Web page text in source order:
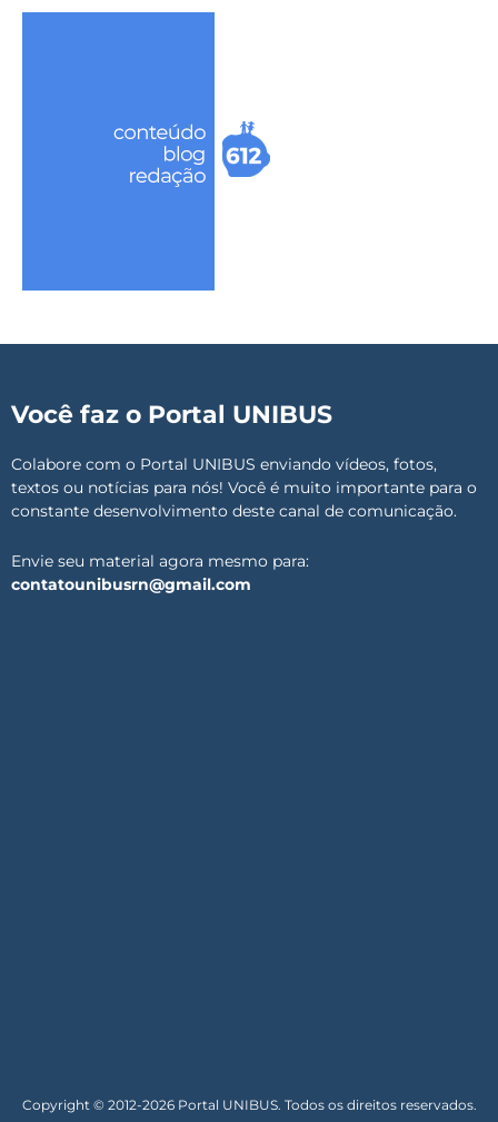
Você faz o Portal UNIBUS
Colabore com o Portal UNIBUS enviando vídeos, fotos,
textos ou notícias para nós! Você é muito importante para o
constante desenvolvimento deste canal de comunicação.
Envie seu material agora mesmo para:
contatounibusrn@gmail.com
Copyright © 2012-2026 Portal UNIBUS. Todos os direitos reservados.